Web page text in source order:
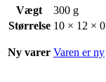
Vægt
300 g
Størrelse 10 × 12 ×
Ny varer Varen er ny